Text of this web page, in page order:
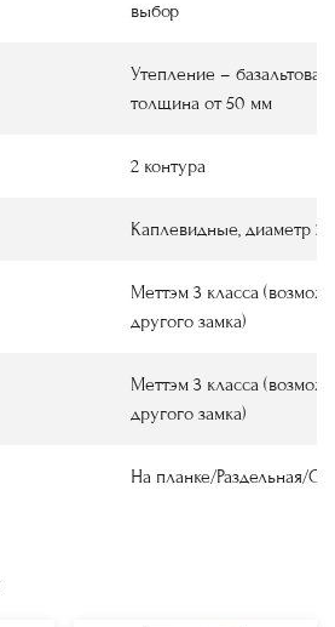
выбор
Утепление – базальтовая
толщина от 50 мм
2 контура
Каплевидные, диаметр
Меттэм 3 класса
другого замка)
Меттэм 3 класса
другого замка)
На планке/Раздельная/